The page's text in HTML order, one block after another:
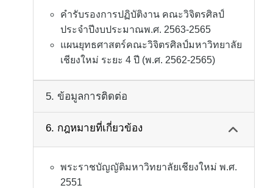
คำรับรองการปฏิบัติงาน คณะวิจิตรศิลป์
ประจำปีงบประมาณพ.ศ. 2563-2565
แผนยุทธศาสตร์คณะวิจิตรศิลป์มหาวิทยาลัย
เชียงใหม่ ระยะ 4 ปี (พ.ศ. 2562-2565)
5. ข้อมูลการติดต่อ
6. กฎหมายที่เกี่ยวข้อง
พระราชบัญญัติมหาวิทยาลัยเชียงใหม่ พ.ศ.
2551